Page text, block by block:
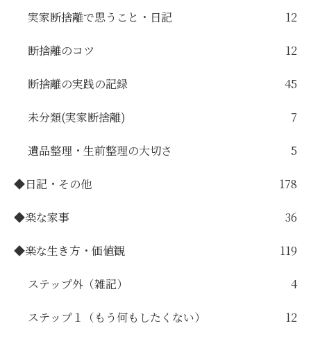
実家断捨離で思うこと・日記 12
断捨離のコツ 12
断捨離の実践の記録 45
未分類(実家断捨離) 7
遺品整理・生前整理の大切さ 5
◆日記・その他 178
◆楽な家事 36
◆楽な生き方・価値観 119
ステップ外（雑記） 4
ステップ１（もう何もしたくない） 12